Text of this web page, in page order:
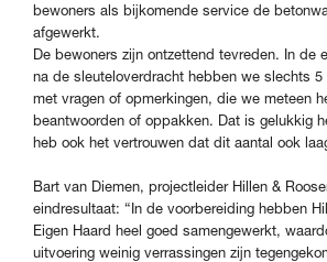
bewoners als bijkomende service de
afgewerkt.
De bewoners zijn ontzettend tevreden. In de
na de sleuteloverdracht hebben we slechts 5
met vragen of opmerkingen, die we meteen
beantwoorden of oppakken. Dat is gelukkig
heb ook het vertrouwen dat dit aantal ook
Bart van Diemen, projectleider Hillen &
eindresultaat: “In de voorbereiding hebben
Eigen Haard heel goed samengewerkt,
uitvoering weinig verrassingen zijn